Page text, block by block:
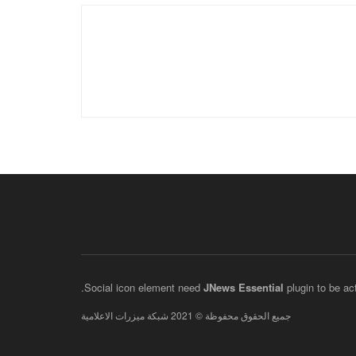
JNews Essential plugin to be
جميع الحقوق محفوظة © 2021 شبكة ميزرات الاعلامية